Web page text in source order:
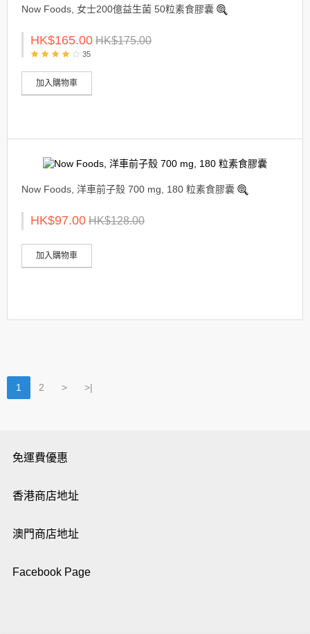
Now Foods, 女士200億益生菌 50粒素食膠囊
HK$165.00 HK$175.00
35
加入購物車
Now Foods, 洋車前子殼 700 mg, 180 粒素食膠囊
HK$97.00 HK$128.00
加入購物車
1 2 > >|
免運費優惠
香港商店地址
澳門商店地址
Facebook Page